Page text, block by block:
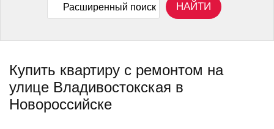
Расширенный поиск НАЙТИ
Купить квартиру с ремонтом на
улице Владивостокская в
Новороссийске